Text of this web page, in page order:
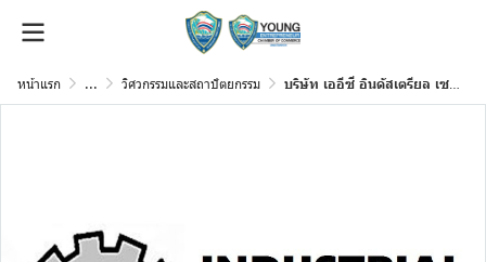
หน้าแรก ... วิศวกรรมและสถาปัตยกรรม บริษัท เออีซี อินดัสเตรียล เซอร์วิส จำกัด